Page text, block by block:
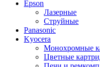
Epson
Лазерные
Струйные
Panasonic
Kyocera
Монохромные
Цветные